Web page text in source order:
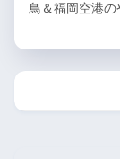
鳥＆福岡空港